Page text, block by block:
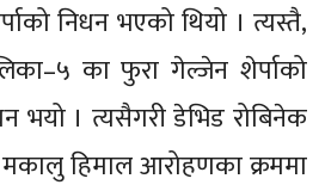
निधन भएको थियो । त्यस्तै,
का फुरा गेल्जेन शेर्पाको
भयो । त्यसैगरी डेभिड रोबिनेक
हिमाल आरोहणका क्रममा